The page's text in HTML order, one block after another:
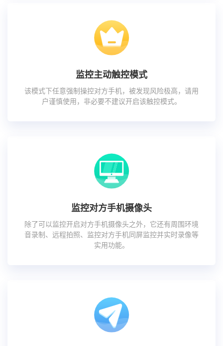
监控主动触控模式
该模式下任意强制操控对方手机，被发现风险极高，请用
户谨慎使用，非必要不建议开启该触控模式。
监控对方手机摄像头
除了可以监控开启对方手机摄像头之外，它还有周围环境
音录制、远程拍照、监控对方手机同屏监控并实时录像等
实用功能。